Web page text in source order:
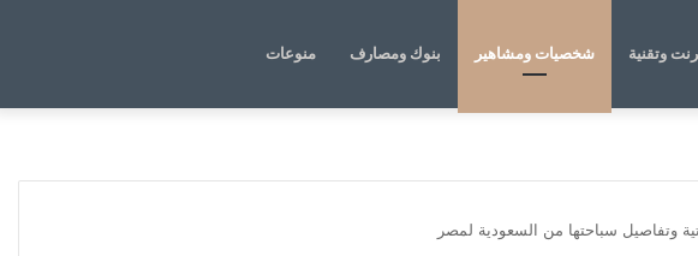
وتقنية شخصيات ومشاهير بنوك ومصارف منوعات
وتفاصيل سباحتها من السعودية لمصر